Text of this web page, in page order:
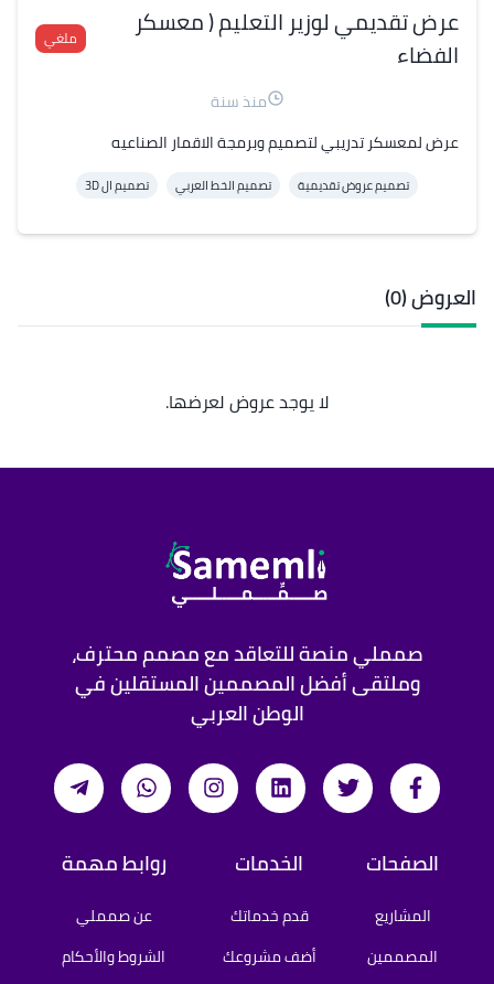
عرض تقديمي لوزير التعليم ( معسكر
الفضاء
ملغي
منذ سنة
عرض لمعسكر تدريبي لتصميم وبرمجة الاقمار الصناعيه
تصميم عروض تقديمية تصميم الخط العربي تصميم ال 3D
العروض (0)
لا يوجد عروض لعرضها.
صمملي منصة للتعاقد مع مصمم محترف،
وملتقى أفضل المصممين المستقلين في
الوطن العربي
الصفحات
المشاريع
المصممين
الخدمات
قدم خدماتك
أضف مشروعك
روابط مهمة
عن صمملي
الشروط والأحكام